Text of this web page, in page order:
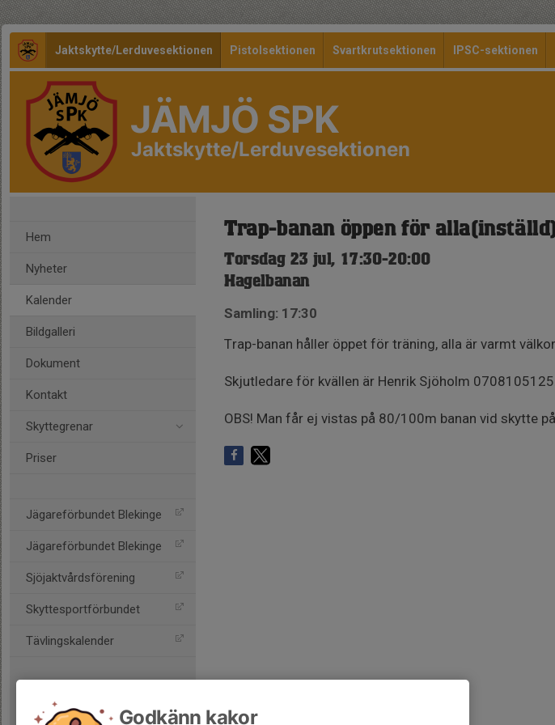
Jaktskytte/Lerduvesektionen Pistolsektionen Svartkrutsektionen IPSC-sektionen
JÄMJÖ SPK
Jaktskytte/Lerduvesektionen
Hem
Nyheter
Kalender
Bildgalleri
Dokument
Kontakt
Skyttegrenar
Priser
Jägareförbundet Blekinge
Jägareförbundet Blekinge
Sjöjaktvårdsförening
Skyttesportförbundet
Tävlingskalender
Trap-banan öppen för
Torsdag 23 jul, 17:30-20:00
Hagelbanan
Samling: 17:30
Trap-banan håller öppet för träning, alla är varmt
Skjutledare för kvällen är Henrik Sjöholm
OBS! Man får ej vistas på 80/100m banan vid skytte
Godkänn kakor